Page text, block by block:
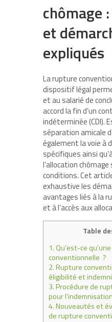
chômage
et
expliqués
La rupture
dispositif légal
et au salarié de
accord la fin d’un
indéterminée (CDI).
séparation amicale
également la voie à
spécifiques ainsi
l’allocation
conditions. Cet
exhaustive les
avantages liés à la
et à l’accès aux
Table
1.Qu’est-ce
conventionnelle ?
2.Rupture
éligibilité et
3.Procédure de
pour
4.Nouveautés et
de rupture